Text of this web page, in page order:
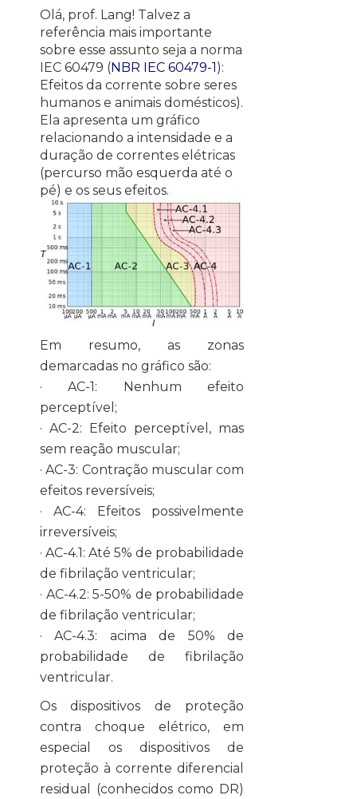
Olá, prof. Lang! Talvez a
referência mais importante
sobre esse assunto seja a norma
IEC 60479 (NBR IEC 60479-1):
Efeitos da corrente sobre seres
humanos e animais domésticos).
Ela apresenta um gráfico
relacionando a intensidade e a
duração de correntes elétricas
(percurso mão esquerda até o
pé) e os seus efeitos.
Em resumo, as zonas
demarcadas no gráfico são:
· AC-1: Nenhum efeito
perceptível;
· AC-2: Efeito perceptível, mas
sem reação muscular;
· AC-3: Contração muscular com
efeitos reversíveis;
· AC-4: Efeitos possivelmente
irreversíveis;
· AC-4.1: Até 5% de probabilidade
de fibrilação ventricular;
· AC-4.2: 5-50% de probabilidade
de fibrilação ventricular;
· AC-4.3: acima de 50% de
probabilidade de fibrilação
ventricular.
Os dispositivos de proteção
contra choque elétrico, em
especial os dispositivos de
proteção à corrente diferencial
residual (conhecidos como DR)